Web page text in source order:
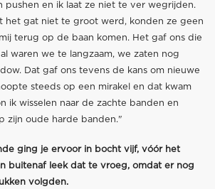
pushen en ik laat ze niet te ver wegrijden.
het gat niet te groot werd, konden ze geen
terug op de baan komen. Het gaf ons die
waren we te langzaam, we zaten nog
Dat gaf ons tevens de kans om nieuwe
steeds op een mirakel en dat kwam
ik wisselen naar de zachte banden en
zijn oude harde banden."
ging je ervoor in bocht vijf, vóór het
buitenaf leek dat te vroeg, omdat er nog
volgden.